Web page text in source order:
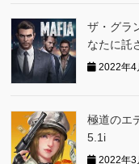
ザ・グラ
なたに託
2022年4
極道のエ
5.1i
2022年3